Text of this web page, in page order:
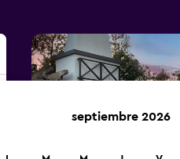
septiembre 2026